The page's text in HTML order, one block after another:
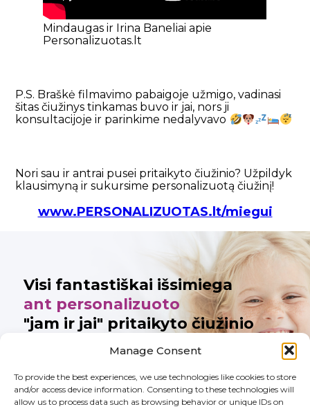
Manage Consent
To provide the best experiences, we use technologies like cookies to store
and/or access device information. Consenting to these technologies will
allow us to process data such as browsing behavior or unique IDs on
Mindaugas ir Irina Baneliai apie
Personalizuotas.lt
P.S. Braškė filmavimo pabaigoje užmigo, vadinasi
šitas čiužinys tinkamas buvo ir jai, nors ji
konsultacijoje ir parinkime nedalyvavo
Nori sau ir antrai pusei pritaikyto čiužinio? Užpildyk
klausimyną ir sukursime personalizuotą čiužinį!
www.PERSONALIZUOTAS.lt/miegui
Visi fantastiškai išsimiega
ant personalizuoto
"jam ir jai" pritaikyto čiužinio
Noriu tobulo
čiužinio